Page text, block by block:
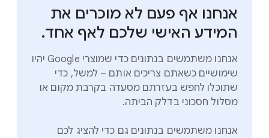
אנחנו אף פעם לא מוכרים את
המידע האישי שלכם לאף אחד.
אנחנו משתמשים בנתונים כדי שמוצרי Google יהיו
שימושיים כשאתם צריכים אותם – למשל, כדי
שתוכלו לחפש בעזרתם מסעדה בקרבת מקום או
מסלול חסכוני בדלק הביתה.
אנחנו משתמשים בנתונים גם כדי להציג לכם